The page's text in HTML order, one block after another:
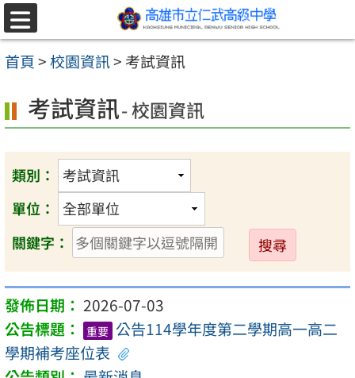
跳至主要內容區
選
單
首頁>校園資訊> 考試資訊
考試資訊- 校園資訊
類別：
單位：
關鍵字：
送
出
2026-07-03
重要 公告114學年度第二學期高一高二
學期補考座位表